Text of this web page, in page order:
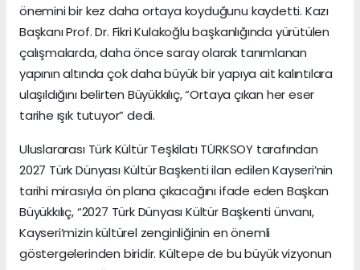
önemini bir kez daha ortaya koyduğunu kaydetti. Kazı
Başkanı Prof. Dr. Fikri Kulakoğlu başkanlığında yürütülen
çalışmalarda, daha önce saray olarak tanımlanan
yapının altında çok daha büyük bir yapıya ait kalıntılara
ulaşıldığını belirten Büyükkılıç, “Ortaya çıkan her eser
tarihe ışık tutuyor” dedi.
Uluslararası Türk Kültür Teşkilatı TÜRKSOY tarafından
2027 Türk Dünyası Kültür Başkenti ilan edilen Kayseri’nin
tarihi mirasıyla ön plana çıkacağını ifade eden Başkan
Büyükkılıç, “2027 Türk Dünyası Kültür Başkenti ünvanı,
Kayseri’mizin kültürel zenginliğinin en önemli
göstergelerinden biridir. Kültepe de bu büyük vizyonun